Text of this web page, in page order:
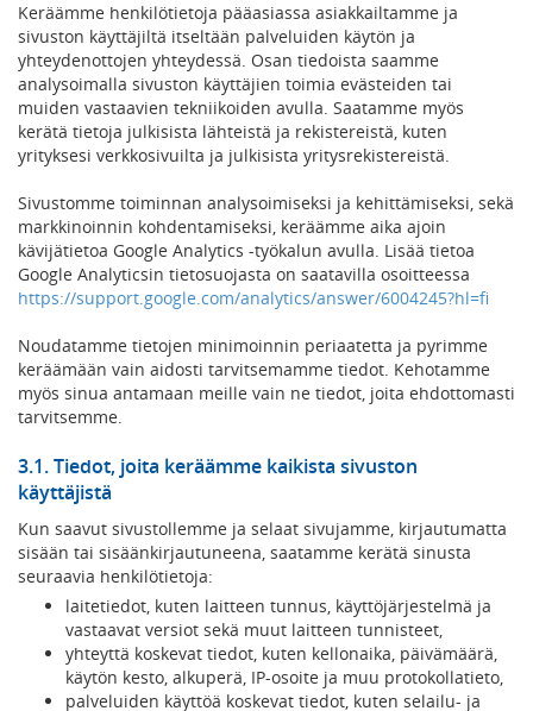
Keräämme henkilötietoja pääasiassa asiakkailtamme ja
sivuston käyttäjiltä itseltään palveluiden käytön ja
yhteydenottojen yhteydessä. Osan tiedoista saamme
analysoimalla sivuston käyttäjien toimia evästeiden tai
muiden vastaavien tekniikoiden avulla. Saatamme myös
kerätä tietoja julkisista lähteistä ja rekistereistä, kuten
yrityksesi verkkosivuilta ja julkisista yritysrekistereistä.
Sivustomme toiminnan analysoimiseksi ja kehittämiseksi, sekä
markkinoinnin kohdentamiseksi, keräämme aika ajoin
kävijätietoa Google Analytics -työkalun avulla. Lisää tietoa
Google Analyticsin tietosuojasta on saatavilla osoitteessa
https://support.google.com/analytics/answer/6004245?hl=fi
Noudatamme tietojen minimoinnin periaatetta ja pyrimme
keräämään vain aidosti tarvitsemamme tiedot. Kehotamme
myös sinua antamaan meille vain ne tiedot, joita ehdottomasti
tarvitsemme.
3.1. Tiedot, joita keräämme kaikista sivuston
käyttäjistä
Kun saavut sivustollemme ja selaat sivujamme, kirjautumatta
sisään tai sisäänkirjautuneena, saatamme kerätä sinusta
seuraavia henkilötietoja:
laitetiedot, kuten laitteen tunnus, käyttöjärjestelmä ja
vastaavat versiot sekä muut laitteen tunnisteet,
yhteyttä koskevat tiedot, kuten kellonaika, päivämäärä,
käytön kesto, alkuperä, IP-osoite ja muu protokollatieto,
palveluiden käyttöä koskevat tiedot, kuten selailu- ja